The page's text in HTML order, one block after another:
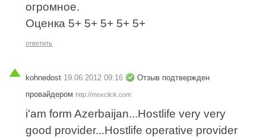
огромное.
Оценка 5+ 5+ 5+ 5+ 5+
ответить
kohnedost 19.06.2012 09:16
Отзыв подтвержден
провайдером http://moxclick.com
i'am form Azerbaijan...Hostlife very very
good provider...Hostlife operative provider